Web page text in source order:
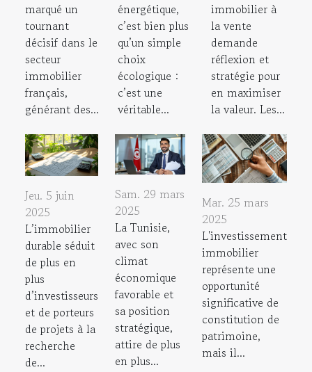
marqué un
tournant
décisif dans le
secteur
immobilier
français,
générant des...
énergétique,
c’est bien plus
qu’un simple
choix
écologique :
c’est une
véritable...
immobilier à
la vente
demande
réflexion et
stratégie pour
en maximiser
la valeur. Les...
Jeu. 5 juin
2025
L’immobilier
durable séduit
de plus en
plus
d’investisseurs
et de porteurs
de projets à la
recherche
de...
Sam. 29 mars
2025
La Tunisie,
avec son
climat
économique
favorable et
sa position
stratégique,
attire de plus
en plus...
Mar. 25 mars
2025
L'investissement
immobilier
représente une
opportunité
significative de
constitution de
patrimoine,
mais il...